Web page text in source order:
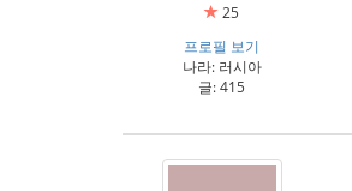
25
프로필 보기
나라: 러시아
글: 415